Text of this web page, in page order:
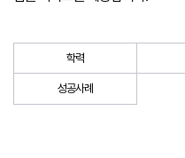
학력
성공사례